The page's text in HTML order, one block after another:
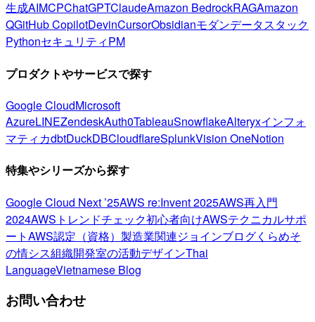
生成AIMCPChatGPTClaudeAmazon BedrockRAGAmazon
QGitHub CopilotDevinCursorObsidianモダンデータスタック
PythonセキュリティPM
プロダクトやサービスで探す
Google CloudMicrosoft
AzureLINEZendeskAuth0TableauSnowflakeAlteryxインフォ
マティカdbtDuckDBCloudflareSplunkVision OneNotion
特集やシリーズから探す
Google Cloud Next ’25AWS re:Invent 2025AWS再入門
2024AWSトレンドチェック初心者向けAWSテクニカルサポ
ートAWS認定（資格） 製造業関連ジョインブログくらめそ
の情シス組織開発室の活動デザインThai
LanguageVietnamese Blog
お問い合わせ